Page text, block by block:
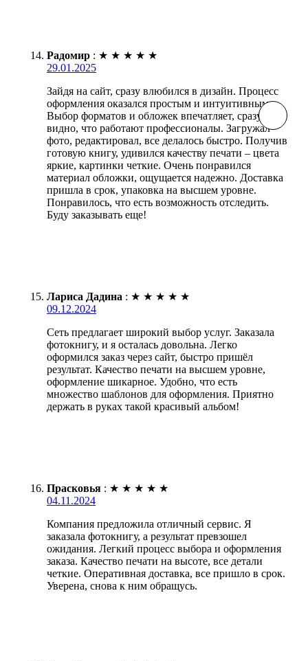
Радомир : ★ ★ ★ ★ ★
29.01.2025
Зайдя на сайт, сразу влюбился в дизайн. Процесс
оформления оказался простым и интуитивным.
Выбор форматов и обложек впечатляет, сразу
видно, что работают профессионалы. Загружал
фото, редактировал, все делалось быстро. Получив
готовую книгу, удивился качеству печати – цвета
яркие, картинки четкие. Очень понравился
материал обложки, ощущается надежно. Доставка
пришла в срок, упаковка на высшем уровне.
Понравилось, что есть возможность отследить.
Буду заказывать еще!
Лариса Дадина : ★ ★ ★ ★ ★
09.12.2024
Сеть предлагает широкий выбор услуг. Заказала
фотокнигу, и я осталась довольна. Легко
оформился заказ через сайт, быстро пришёл
результат. Качество печати на высшем уровне,
оформление шикарное. Удобно, что есть
множество шаблонов для оформления. Приятно
держать в руках такой красивый альбом!
Прасковья : ★ ★ ★ ★ ★
04.11.2024
Компания предложила отличный сервис. Я
заказала фотокнигу, а результат превзошел
ожидания. Легкий процесс выбора и оформления
заказа. Качество печати на высоте, все детали
четкие. Оперативная доставка, все пришло в срок.
Уверена, снова к ним обращусь.